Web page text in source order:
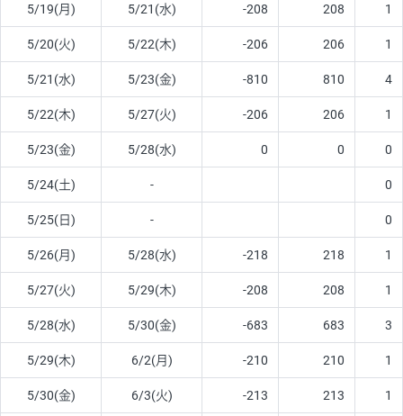
5/19(月) 5/21(水) -208 208 1
5/20(火) 5/22(木) -206 206 1
5/21(水) 5/23(金) -810 810 4
5/22(木) 5/27(火) -206 206 1
5/23(金) 5/28(水) 0 0 0
5/24(土) - 0
5/25(日) - 0
5/26(月) 5/28(水) -218 218 1
5/27(火) 5/29(木) -208 208 1
5/28(水) 5/30(金) -683 683 3
5/29(木) 6/2(月) -210 210 1
5/30(金) 6/3(火) -213 213 1